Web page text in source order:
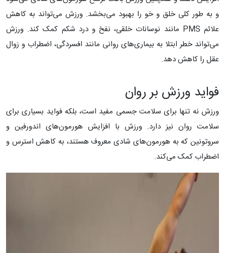
و به طور کلی خلق و خو را بهبود می‌بخشد. ورزش می‌تواند به کاهش
علائم PMS مانند نوسانات خلقی، نفخ و درد شکم کمک کند. ورزش
می‌تواند خطر ابتلا به بیماری‌های روانی مانند افسردگی، اضطراب و زوال
عقل را کاهش دهد.
فواید ورزش بر روان
ورزش نه تنها برای سلامت جسمی مفید است، بلکه فواید بسیاری برای
سلامت روان نیز دارد. ورزش با افزایش هورمون‌های اندورفین و
سروتونین که به هورمون‌های شادی معروف هستند، به کاهش استرس و
اضطراب کمک می‌کند.